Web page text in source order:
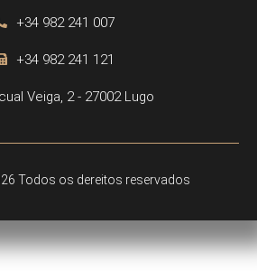
+34 982 241 007
+34 982 241 121
Veiga, 2 - 27002 Lugo
Todos os dereitos reservados